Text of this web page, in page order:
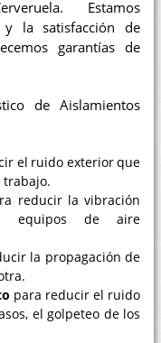
Estamos
y la satisfacción de
garantías de
de Aislamientos
el ruido exterior que
trabajo.
reducir la vibración
equipos de aire
la propagación de
para reducir el ruido
el golpeteo de los